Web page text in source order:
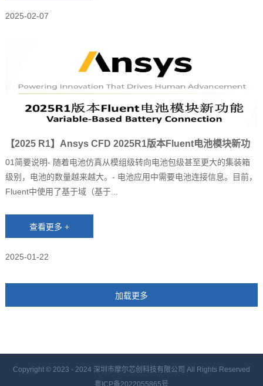
2025-02-07
【2025 R1】Ansys CFD 2025R1版本Fluent电池模块新功
能
01简要说明‐ 随着电池仿真从模组级转向电池包级甚至更大的集装箱
级别，电池的数量越来越大。‐ 电池应用中需要电池连接信息。目前，
Fluent中使用了基于域（基于...
2025-01-22
Copyright © 2023 - 2024 深圳市摩尔芯创科技有限公司 All Rights Reserved
粤ICP备2022055865号